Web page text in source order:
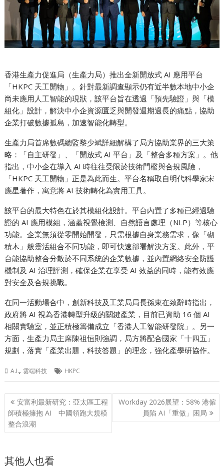
香港生產力促進局（生產力局）推出全新開放式 AI 應用平台
「HKPC 天工開物」。針對最新調查顯示仍有近半數本地中小企
尚未應用人工智能的現狀，該平台旨在透過「預先驗證」與「模
組化」設計，解決中小企資源匱乏與開發週期過長的痛點，協助
企業打破數據孤島，加速智能化轉型。
生產力局首席數碼總監黎少斌詳細解構了局方協助業界的三大策
略：「自主研發」、「開放式 AI 平台」及「整合多種方案」。他
指出，中小企在導入 AI 時往往受限於技術門檻與合規風險，
「HKPC 天工開物」正是為此而生。平台名稱取自明代科學家宋
應星著作，寓意將 AI 技術轉化為實用工具。
該平台的最大特色在於其模組化設計。平台內置了多種已經過驗
證的 AI 應用模組，涵蓋視覺檢測、自然語言處理（NLP）等核心
功能。企業無須從零開始開發，只需根據自身業務需求，像「砌
積木」般靈活組合不同功能，即可快速部署解決方案。此外，平
台能協助整合分散於不同系統的企業數據，並內置網絡安全防護
機制及 AI 治理評測，確保企業在享受 AI 效益的同時，能有效應
對安全及合規挑戰。
在同一活動場合中，創新科技及工業局局長孫東在致辭時指出，
政府將 AI 視為香港轉型升級的關鍵產業，目前已資助 16 個 AI
相關實驗室，並正積極籌備成立「香港人工智能研發院」。另一
方面，生產力局主席陳祖恒則強調，局方將配合國家「十四五」
規劃，落實「產業出題，科技答題」的理念，強化產學研協作。
A.I., 雲端科技 HKPC
Post
navigation
安富利最新研究：亞太區工程
師積極擁抱 AI 中國領跑大規模
整合浪潮
Workday 2026展望：58% 港僱
員陷 AI「重做」困局
其他人也看